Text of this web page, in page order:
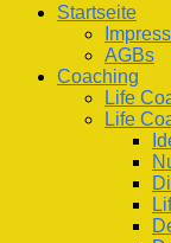
Life Coaching Club
Für DeineStartseite
AGBs
Coaching
Life
Life